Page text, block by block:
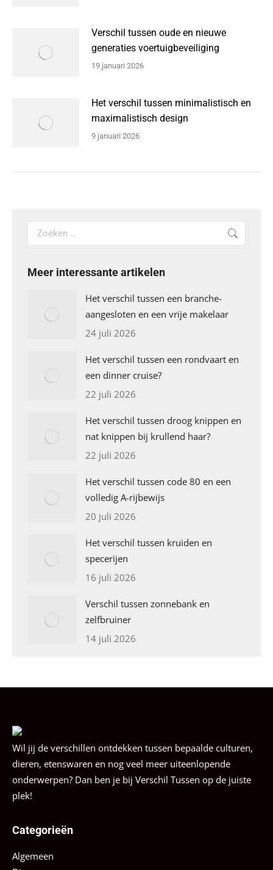
Verschil tussen oude en nieuwe
generaties voertuigbeveiliging
19 januari 2026
Het verschil tussen minimalistisch en
maximalistisch design
9 januari 2026
Search:
Meer interessante artikelen
Het verschil tussen een branche-
aangesloten en een vrije makelaar
24 juli 2026
Het verschil tussen een rondvaart en
een dinner cruise?
22 juli 2026
Het verschil tussen droog knippen en
nat knippen bij krullend haar?
22 juli 2026
Het verschil tussen code 80 en een
volledig A-rijbewijs
20 juli 2026
Het verschil tussen kruiden en
specerijen
16 juli 2026
Verschil tussen zonnebank en
zelfbruiner
14 juli 2026
Wil jij de verschillen ontdekken tussen bepaalde culturen,
dieren, etenswaren en nog veel meer uiteenlopende
onderwerpen? Dan ben je bij Verschil Tussen op de juiste
plek!
Categorieën
Algemeen